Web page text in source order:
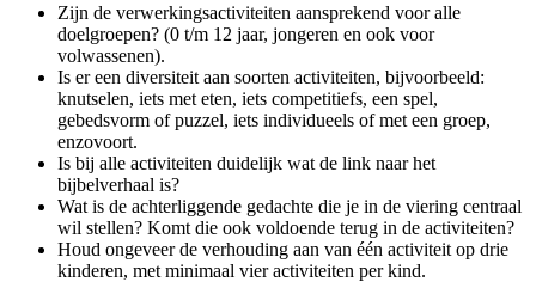
Zijn de verwerkingsactiviteiten aansprekend voor alle
doelgroepen? (0 t/m 12 jaar, jongeren en ook voor
volwassenen).
Is er een diversiteit aan soorten activiteiten, bijvoorbeeld:
knutselen, iets met eten, iets competitiefs, een spel,
gebedsvorm of puzzel, iets individueels of met een groep,
enzovoort.
Is bij alle activiteiten duidelijk wat de link naar het
bijbelverhaal is?
Wat is de achterliggende gedachte die je in de viering centraal
wil stellen? Komt die ook voldoende terug in de activiteiten?
Houd ongeveer de verhouding aan van één activiteit op drie
kinderen, met minimaal vier activiteiten per kind.